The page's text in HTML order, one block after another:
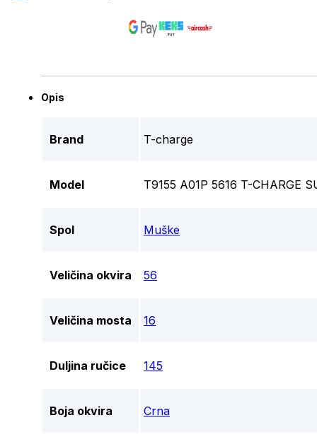
Opis
Brand T-charge
Model T9155 A01P 5616 T-CHARGE
Spol Muške
Veličina okvira 56
Veličina mosta 16
Duljina ručice 145
Boja okvira Crna